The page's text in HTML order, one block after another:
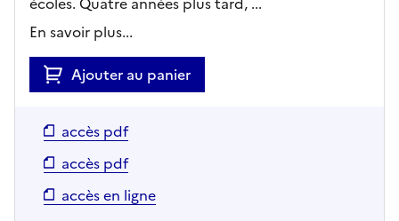
En savoir plus...
Ajouter au panier
accès pdf
accès pdf
accès en ligne